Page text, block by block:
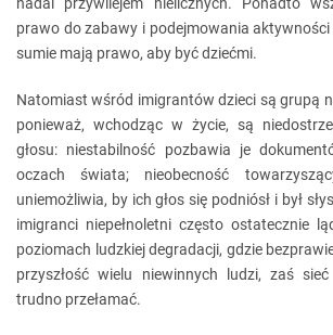
prawo do zabawy i podejmowania
sumie mają prawo, aby być dziećmi.
Natomiast wśród imigrantów dzieci są grupą
ponieważ, wchodząc w życie, są
głosu: niestabilność pozbawia je
oczach świata; nieobecność
uniemożliwia, by ich głos się podniósł i był
imigranci niepełnoletni często ostatecznie
poziomach ludzkiej degradacji, gdzie
przyszłość wielu niewinnych ludzi, zaś
trudno przełamać.